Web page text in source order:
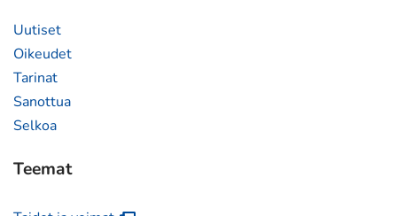
Uutiset
Oikeudet
Tarinat
Sanottua
Selkoa
Teemat